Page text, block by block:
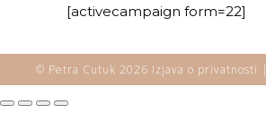
[activecampaign form=22]
© Petra Cutuk 2026 Izjava o privatnosti |